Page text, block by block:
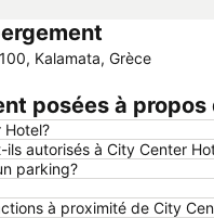
Kalamata, Grèce
posées à
Hotel?
autorisés à City Center
parking?
à proximité de City